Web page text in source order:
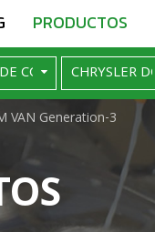
PRODUCTOS
VAN Generation-3